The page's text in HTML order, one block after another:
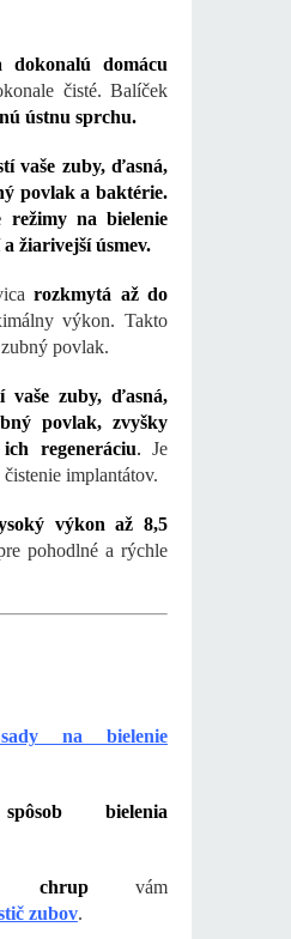
dokonalú domácu
čisté. Balíček
ústnu sprchu.
vaše zuby, ďasná,
povlak a baktérie.
režimy na bielenie
žiarivejší úsmev.
rozkmytá až do
výkon. Takto
povlak.
vaše zuby, ďasná,
povlak, zvyšky
regeneráciu. Je
implantátov.
výkon až 8,5
pohodlné a rýchle
na bielenie
bielenia
chrupvám
zubov.